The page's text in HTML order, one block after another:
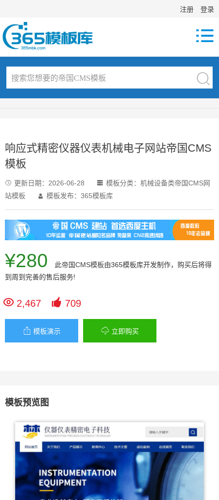
注册 登录

响应式精密仪器仪表机械电子网站帝国CMS
模板
 更新日期： 2026-06-28  模板分类： 机械设备类帝国CMS网
站模板
 模板发布：365模板库
¥280 此帝国CMS模板由365模板库开发制作，购买后将得
到周到完善的售后服务!
 2,467  709
 模板演示  立即购买
模板预览图